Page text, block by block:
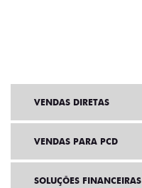
VENDAS DIRETAS
VENDAS PARA PCD
SOLUÇÕES FINANCEIRAS